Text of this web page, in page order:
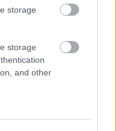
storage
storage
and other
az
a folyamatot.
(Szövetség) szólt